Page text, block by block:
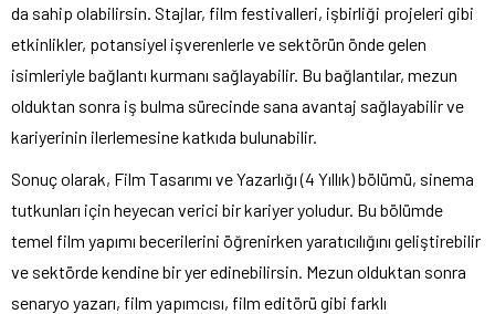
da sahip olabilirsin. Stajlar, film festivalleri, işbirliği projeleri gibi
etkinlikler, potansiyel işverenlerle ve sektörün önde gelen
isimleriyle bağlantı kurmanı sağlayabilir. Bu bağlantılar, mezun
olduktan sonra iş bulma sürecinde sana avantaj sağlayabilir ve
kariyerinin ilerlemesine katkıda bulunabilir.
Sonuç olarak, Film Tasarımı ve Yazarlığı (4 Yıllık) bölümü, sinema
tutkunları için heyecan verici bir kariyer yoludur. Bu bölümde
temel film yapımı becerilerini öğrenirken yaratıcılığını geliştirebilir
ve sektörde kendine bir yer edinebilirsin. Mezun olduktan sonra
senaryo yazarı, film yapımcısı, film editörü gibi farklı